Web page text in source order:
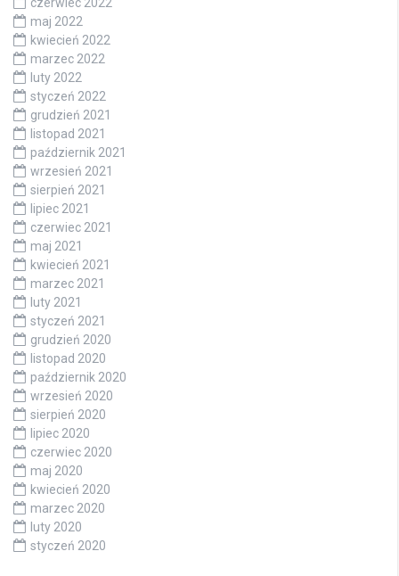
maj 2022
kwiecień 2022
marzec 2022
luty 2022
styczeń 2022
grudzień 2021
listopad 2021
październik 2021
wrzesień 2021
sierpień 2021
lipiec 2021
czerwiec 2021
maj 2021
kwiecień 2021
marzec 2021
luty 2021
styczeń 2021
grudzień 2020
listopad 2020
październik 2020
wrzesień 2020
sierpień 2020
lipiec 2020
czerwiec 2020
maj 2020
kwiecień 2020
marzec 2020
luty 2020
styczeń 2020